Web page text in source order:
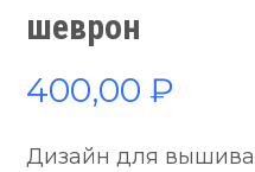
шеврон
400,00₽
Дизайн для